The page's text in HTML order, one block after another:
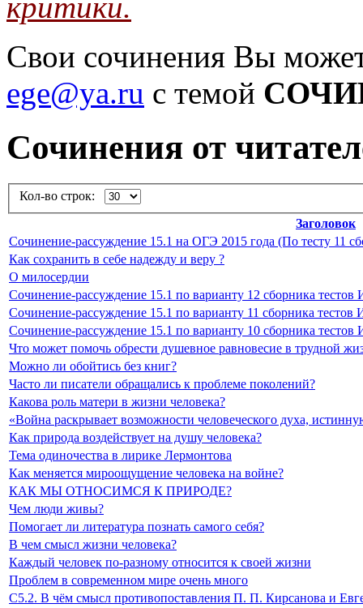
Свои сочинения Вы
ege@ya.ru с темой
Cочинения от
Кол-во строк:
Заголовок
Сочинение-рассуждение 15.1 на ОГЭ 2015 года (По тесту 11
Как сохранить в себе надежду и веру ?
О милосердии
Сочинение-рассуждение 15.1 по варианту 12 сборника
Сочинение-рассуждение 15.1 по варианту 11 сборника
Сочинение-рассуждение 15.1 по варианту 10 сборника
Что может помочь обрести душевное равновесие в трудной
Можно ли обойтись без книг?
Часто ли писатели обращались к проблеме поколений?
Какова роль матери в жизни человека?
«Война раскрывает возможности человеческого духа,
Как природа воздействует на душу человека?
Тема одиночества в лирике Лермонтова
Как меняется мироощущение человека на войне?
КАК МЫ ОТНОСИМСЯ К ПРИРОДЕ?
Чем люди живы?
Помогает ли литература познать самого себя?
В чем смысл жизни человека?
Каждый человек по-разному относится к своей жизни
Проблем в современном мире очень много
С5.2. В чём смысл противопоставления П. П. Кирсанова и